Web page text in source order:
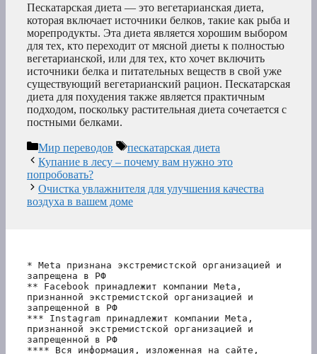
Пескатарская диета — это вегетарианская диета,
которая включает источники белков, такие как рыба и
морепродукты. Эта диета является хорошим выбором
для тех, кто переходит от мясной диеты к полностью
вегетарианской, или для тех, кто хочет включить
источники белка и питательных веществ в свой уже
существующий вегетарианский рацион. Пескатарская
диета для похудения также является практичным
подходом, поскольку растительная диета сочетается с
постными белками.
Рубрики
Мир переводов Метки
пескатарская диета
Купание в лесу – почему вам нужно это
попробовать?
Очистка увлажнителя для улучшения качества
воздуха в вашем доме
* Meta признана экстремистской организацией и
запрещена в РФ
** Facebook принадлежит компании Meta,
признанной экстремистской организацией и
запрещенной в РФ
*** Instagram принадлежит компании Meta,
признанной экстремистской организацией и
запрещенной в РФ
**** Вся информация, изложенная на сайте,